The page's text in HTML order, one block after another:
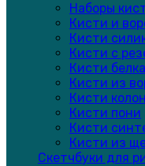
Наборы
Кисти и
Кисти
Кисти с
Кисти белка
Кисти из
Кисти
Кисти пони
Кисти
Кисти из
Скетчбуки для